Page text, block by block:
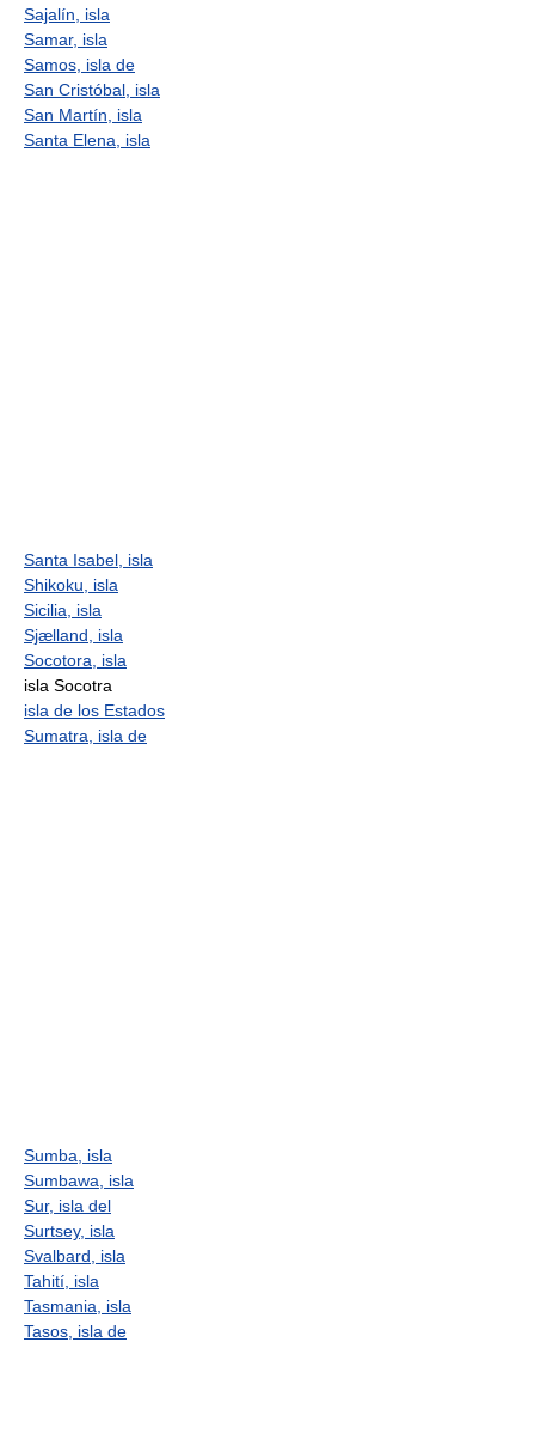
Sajalín, isla
Samar, isla
Samos, isla de
San Cristóbal, isla
San Martín, isla
Santa Elena, isla
Santa Isabel, isla
Shikoku, isla
Sicilia, isla
Sjælland, isla
Socotora, isla
isla Socotra
isla de los Estados
Sumatra, isla de
Sumba, isla
Sumbawa, isla
Sur, isla del
Surtsey, isla
Svalbard, isla
Tahití, isla
Tasmania, isla
Tasos, isla de